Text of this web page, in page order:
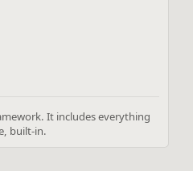
It includes everything
built-in.